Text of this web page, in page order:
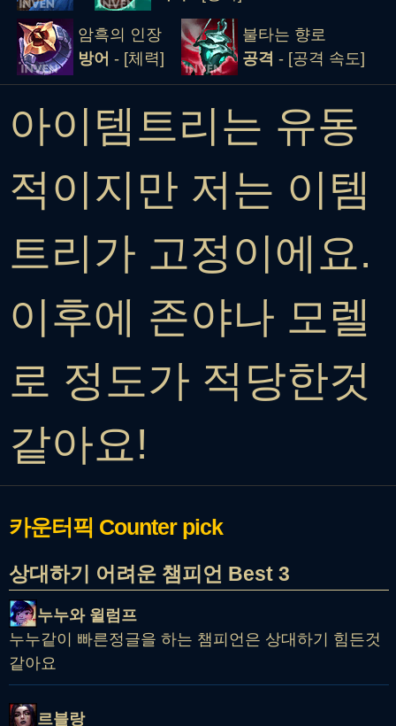
암흑의 인장
방어 - [체력]
불타는 향로
공격 - [공격 속도]
아이템트리는 유동
적이지만 저는 이템
트리가 고정이에요.
이후에 존야나 모렐
로 정도가 적당한것
같아요!
카운터픽 Counter pick
상대하기 어려운 챔피언 Best 3
누누와 윌럼프
누누같이 빠른정글을 하는 챔피언은 상대하기 힘든것
같아요
르블랑